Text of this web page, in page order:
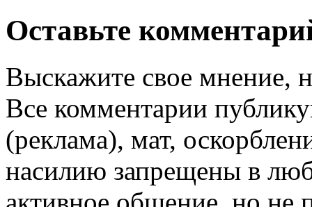
Оставьте
Выскажите свое мнение,
Все комментарии
(реклама), мат,
насилию запрещены в